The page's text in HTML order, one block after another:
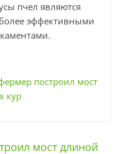
пчел являются
эффективными
построил мост
кур
мост длиной